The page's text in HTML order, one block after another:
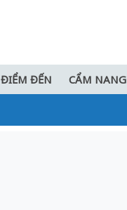
ĐIỂM ĐẾN CẨM NANG